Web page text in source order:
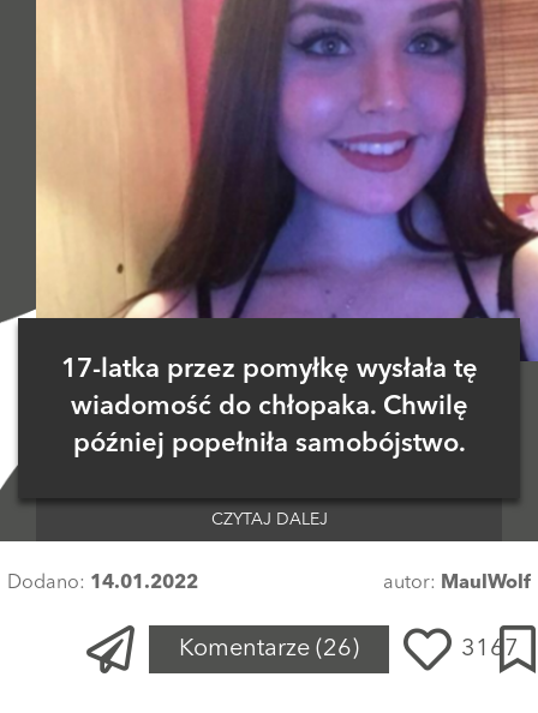
17-latka przez pomyłkę wysłała tę
wiadomość do chłopaka. Chwilę
później popełniła samobójstwo.
CZYTAJ DALEJ
Dodano: 14.01.2022 autor: MaulWolf
Komentarze (26) 3167